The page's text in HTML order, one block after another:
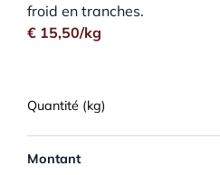
froid en tranches.
€ 15,50/kg
Montant